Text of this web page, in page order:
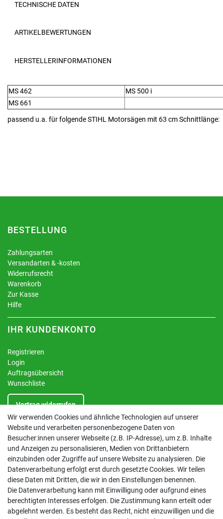
TECHNISCHE DATEN
ARTIKELBEWERTUNGEN
HERSTELLERINFORMATIONEN
passend u.a. für folgende STIHL Motorsägen mit 63 cm Schnittlänge:
MS 462
MS 500 i
MS 661
BESTELLUNG
Zahlungsarten
Versandarten & -kosten
Widerrufsrecht
Warenkorb
Zur Kasse
Hilfe
IHR KUNDENKONTO
Registrieren
Login
Auftragsübersicht
Wunschliste
Vertrag widerrufen
INFORMATIONEN
Kontakt
Datenschutzerklärung
AGB
Impressum
Barrierefreiheitserklärung
Altbatterie-Ensorgung
Wir verwenden Cookies und ähnliche Technologien auf unserer
Website und verarbeiten personenbezogene Daten von
Besucher:innen unserer Webseite (z.B. IP-Adresse), um z.B. Inhalte
und Anzeigen zu personalisieren, Medien von Drittanbietern
einzubinden oder Zugriffe auf unsere Website zu analysieren. Die
Datenverarbeitung erfolgt erst durch gesetzte Cookies. Wir teilen
diese Daten mit Dritten, die wir in den Einstellungen benennen.
Die Datenverarbeitung kann mit Einwilligung oder aufgrund eines
berechtigten Interesses erfolgen. Die Zustimmung kann erteilt oder
abgelehnt werden. Es besteht das Recht, nicht einzuwilligen und die